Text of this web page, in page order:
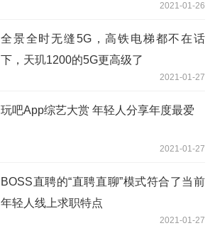
2021-01-26
全景全时无缝5G，高铁电梯都不在话
下，天玑1200的5G更高级了
2021-01-27
玩吧App综艺大赏 年轻人分享年度最爱
2021-01-27
BOSS直聘的“直聘直聊”模式符合了当前
年轻人线上求职特点
2021-01-27